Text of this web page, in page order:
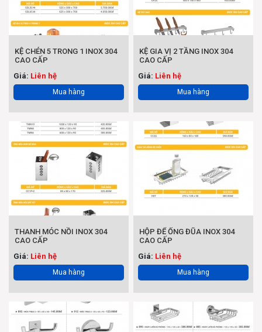
KỆ CHÉN 5 TRONG 1 INOX 304
CAO CẤP
Giá: Liên hệ
Mua hàng
KỆ GIA VỊ 2 TẦNG INOX 304
CAO CẤP
Giá: Liên hệ
Mua hàng
THANH MÓC NỒI INOX 304
CAO CẤP
Giá: Liên hệ
Mua hàng
HỘP ĐỂ ỐNG ĐŨA INOX 304
CAO CẤP
Giá: Liên hệ
Mua hàng